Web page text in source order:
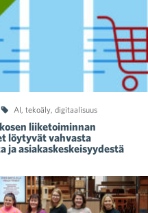
AI, tekoäly, digitaalisuus
liiketoiminnan
löytyvät vahvasta
ja asiakaskeskeisyydestä